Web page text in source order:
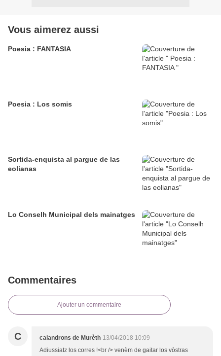
Vous aimerez aussi
Poesia : FANTASIA
Poesia : Los somis
Sortida-enquista al pargue de las
eolianas
Lo Conselh Municipal dels mainatges
Commentaires
Ajouter un commentaire
C calandrons de Murèth 13/04/2018 10:09
Adiussiatz los corres !<br /> venèm de gaitar los vòstras